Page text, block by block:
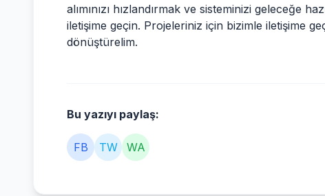
alımınızı hızlandırmak ve sisteminizi geleceğe
iletişime geçin. Projeleriniz için bizimle iletişime
dönüştürelim.
Bu yazıyı paylaş:
FB TW WA